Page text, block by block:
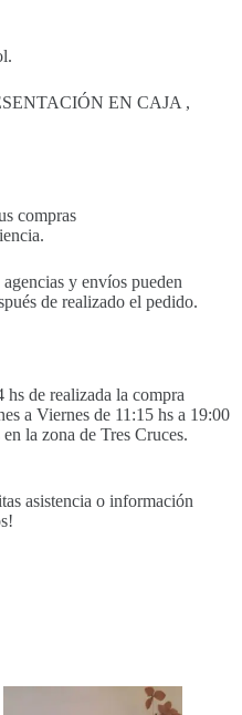
EN CAJA ,
compras
y envíos pueden
de realizado el pedido.
hs de realizada la compra
a Viernes de 11:15 hs a 19:00
la zona de Tres Cruces.
asistencia o información